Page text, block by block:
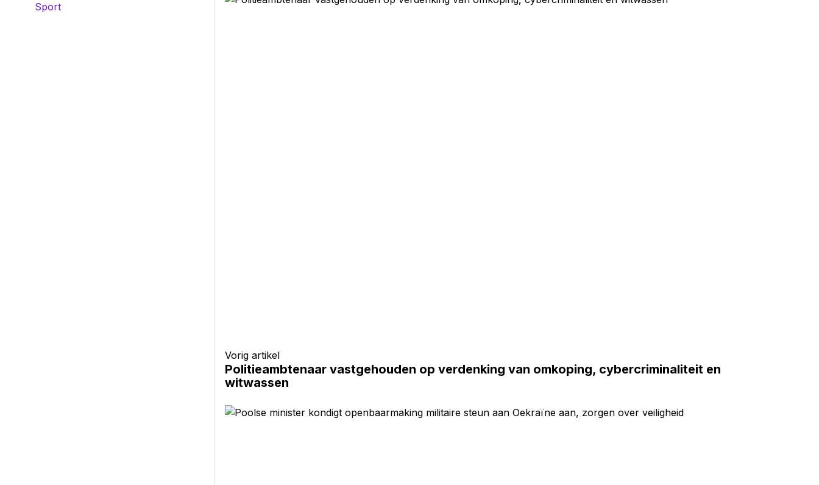
Vorig artikel
Politieambtenaar vastgehouden op verdenking van omkoping, cybercriminaliteit en
witwassen
Sport